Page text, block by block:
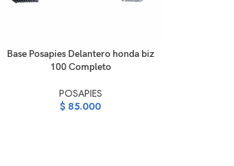
AÑADIR AL CARRITO
Base Posapies Delantero honda biz
100 Completo
POSAPIES
$ 85.000